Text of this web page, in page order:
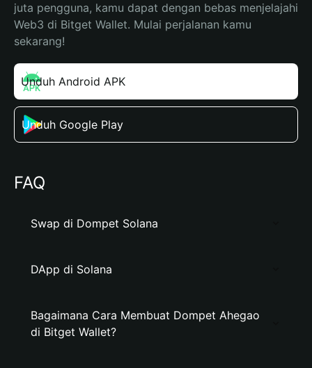
juta pengguna, kamu dapat dengan bebas menjelajahi
Web3 di Bitget Wallet. Mulai perjalanan kamu
sekarang!
Unduh Android APK
Unduh Google Play
FAQ
Swap di Dompet Solana
DApp di Solana
Bagaimana Cara Membuat Dompet Ahegao
di Bitget Wallet?